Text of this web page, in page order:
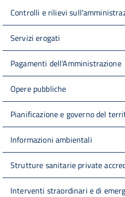
Controlli e rilievi
Servizi erogati
Pagamenti dell'Amministrazione
Opere pubbliche
Pianificazione e governo del
Informazioni ambientali
Strutture sanitarie private
Interventi straordinari e di